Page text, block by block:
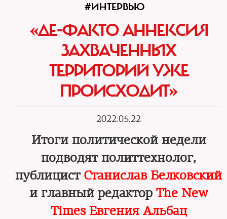
#ИНТЕРВЬЮ
«ДЕ-ФАКТО АННЕКСИЯ
ЗАХВАЧЕННЫХ
ТЕРРИТОРИЙ УЖЕ
ПРОИСХОДИТ»
2022.05.22
Итоги политической недели
подводят политтехнолог,
публицист Станислав Белковский
и главный редактор The New
Times Евгения Альбац